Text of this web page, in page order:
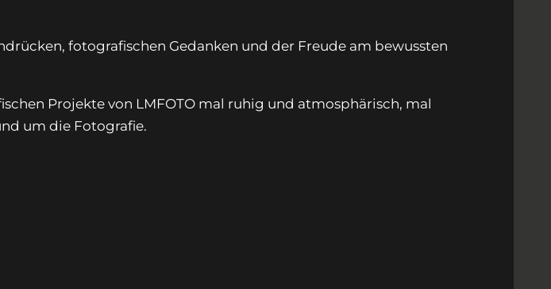
fotografischen Gedanken und der Freude am bewussten
Projekte von LMFOTO mal ruhig und atmosphärisch, mal
um die Fotografie.